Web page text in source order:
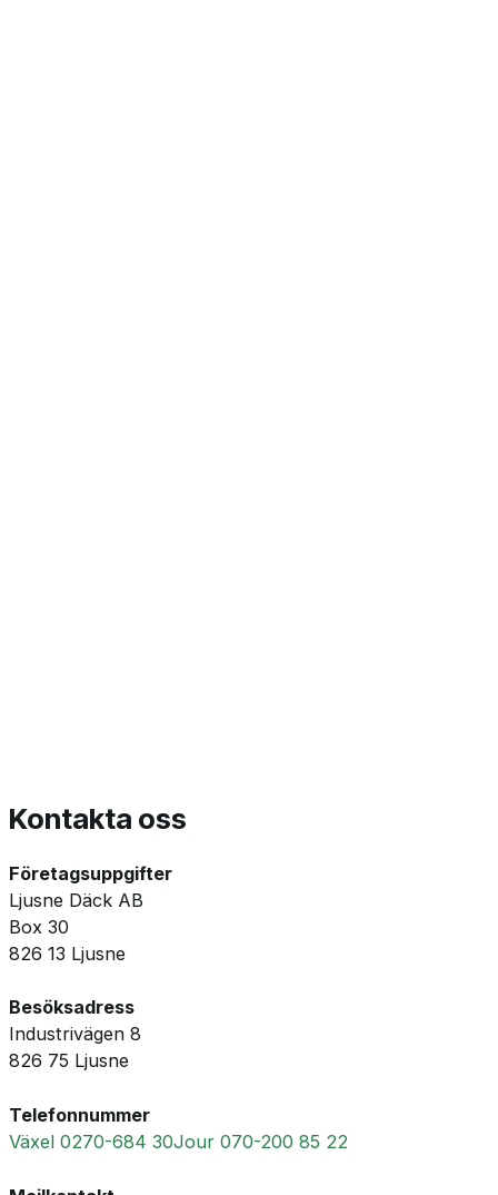
Kontakta oss
Företagsuppgifter
Ljusne Däck AB
Box 30
826 13 Ljusne
Besöksadress
Industrivägen 8
826 75 Ljusne
Telefonnummer
Växel 0270-684 30Jour 070-200 85 22